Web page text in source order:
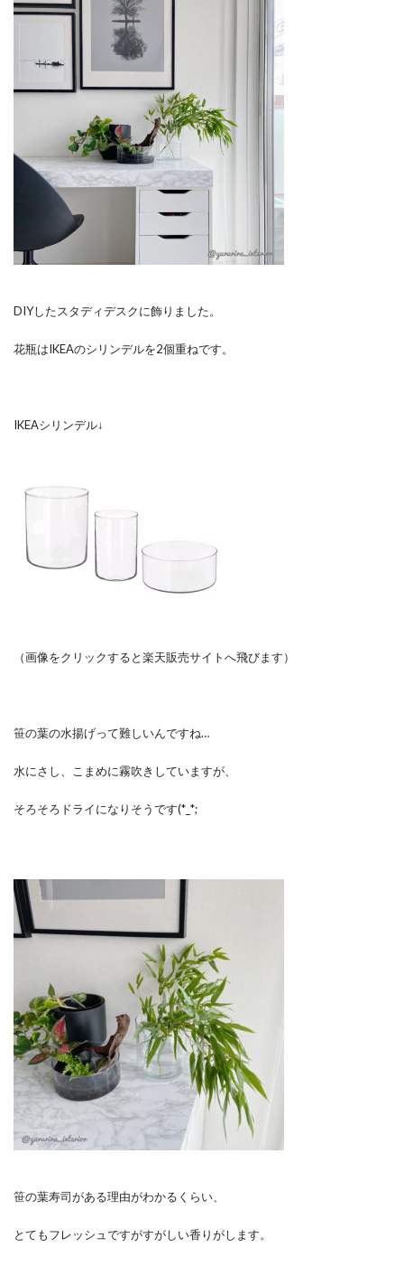
DIYしたスタディデスクに飾りました。
花瓶はIKEAのシリンデルを2個重ねです。
IKEAシリンデル↓
（画像をクリックすると楽天販売サイトへ飛びます）
笹の葉の水揚げって難しいんですね…
水にさし、こまめに霧吹きしていますが、
そろそろドライになりそうです(*_*;
笹の葉寿司がある理由がわかるくらい、
とてもフレッシュですがすがしい香りがします。